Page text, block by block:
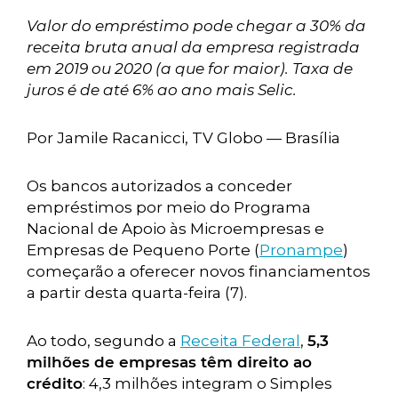
Valor do empréstimo pode chegar a 30% da
receita bruta anual da empresa registrada
em 2019 ou 2020 (a que for maior). Taxa de
juros é de até 6% ao ano mais Selic.
Por Jamile Racanicci, TV Globo — Brasília
Os bancos autorizados a conceder
empréstimos por meio do Programa
Nacional de Apoio às Microempresas e
Empresas de Pequeno Porte (Pronampe)
começarão a oferecer novos financiamentos
a partir desta quarta-feira (7).
Ao todo, segundo a Receita Federal , 5,3
milhões de empresas têm direito ao
crédito: 4,3 milhões integram o Simples